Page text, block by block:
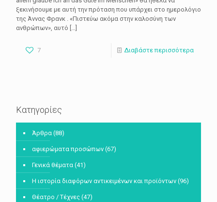
ξεκινήσουμε με αυτή την πρόταση που υπάρχει στο ημερολόγιο
της Άννας Φρανκ . «Πιστεύω ακόμα στην καλοσύνη των
ανθρώπων», αυτό […]
7 Διαβάστε περισσότερα
Κατηγορίες
Άρθρα (88)
αφιερώματα προσώπων (67)
Γενικά θέματα (41)
Η ιστορία διαφόρων αντικειμένων και προϊόντων (96)
Θέατρο / Τέχνες (47)